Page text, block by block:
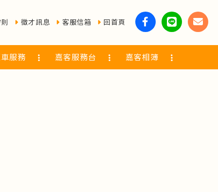
徵才訊息 客服信箱 回首頁
服務 嘉客服務台 嘉客相簿